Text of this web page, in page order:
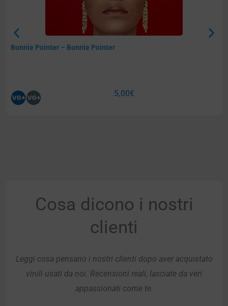
Bonnie Pointer – Bonnie Pointer
5,00€
Cosa dicono i nostri
clienti
Leggi cosa pensano i nostri clienti dopo aver acquistato
vinili usati da noi. Recensioni reali, lasciate da veri
appassionati come te.